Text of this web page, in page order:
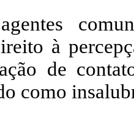
à
de
como